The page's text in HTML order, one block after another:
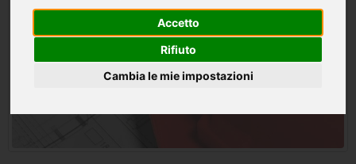
Accetto
Rifiuto
Cambia le mie impostazioni